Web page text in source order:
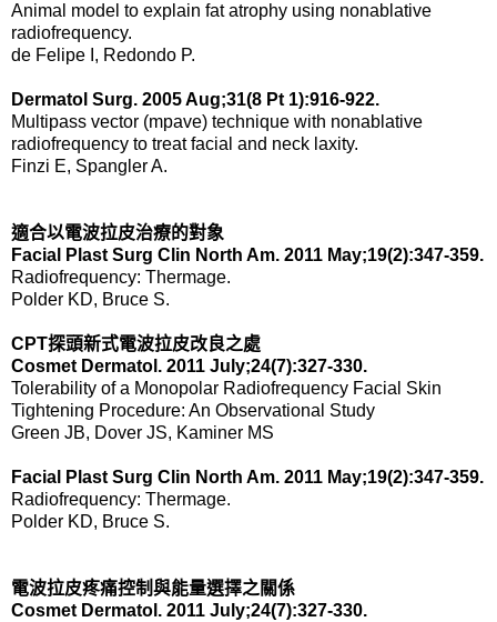
Animal model to explain fat atrophy using nonablative
radiofrequency.
de Felipe I, Redondo P.
Dermatol Surg. 2005 Aug;31(8 Pt 1):916-922.
Multipass vector (mpave) technique with nonablative
radiofrequency to treat facial and neck laxity.
Finzi E, Spangler A.
適合以電波拉皮治療的對象
Facial Plast Surg Clin North Am. 2011 May;19(2):347-359.
Radiofrequency: Thermage.
Polder KD, Bruce S.
CPT探頭新式電波拉皮改良之處
Cosmet Dermatol. 2011 July;24(7):327-330.
Tolerability of a Monopolar Radiofrequency Facial Skin
Tightening Procedure: An Observational Study
Green JB, Dover JS, Kaminer MS
Facial Plast Surg Clin North Am. 2011 May;19(2):347-359.
Radiofrequency: Thermage.
Polder KD, Bruce S.
電波拉皮疼痛控制與能量選擇之關係
Cosmet Dermatol. 2011 July;24(7):327-330.